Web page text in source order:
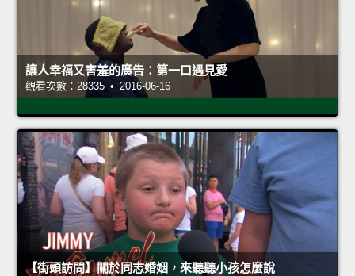
讓人幸福又害羞的廣告：第一口遇見愛
觀看次數：28335 • 2016-06-16
【街頭訪問】關於同志婚姻，來聽聽小孩怎麼說